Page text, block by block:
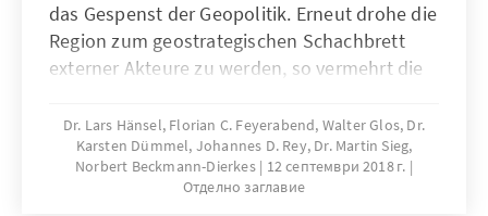
das Gespenst der Geopolitik. Erneut drohe die
Region zum geostrategischen Schachbrett
externer Akteure zu werden, so vermehrt die
westlichen Hauptstädten, als auch aus der
Region selbst. Russland, China, die Türkei und
die Golfstaaten gewinnen mit
Dr. Lars Hänsel, Florian C. Feyerabend, Walter Glos, Dr.
Karsten Dümmel, Johannes D. Rey, Dr. Martin Sieg,
Norbert Beckmann-Dierkes
12 септември 2018 г.
Отделно заглавие